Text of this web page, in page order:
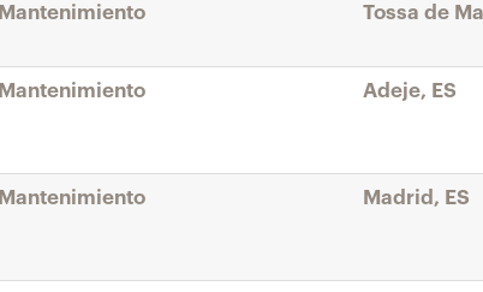
Mantenimiento Tossa de
Mantenimiento Adeje, ES
Mantenimiento Madrid, ES